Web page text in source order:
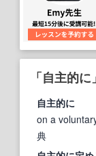
「自主的
自主的に
on a
典